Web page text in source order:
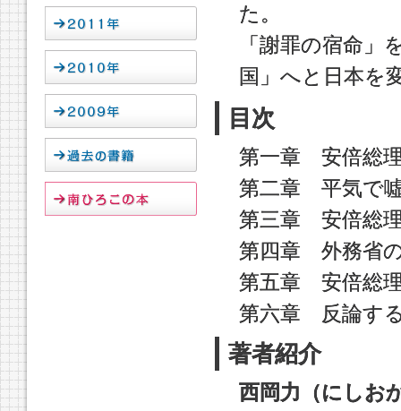
た。
「謝罪の宿命
国」へと日本を
目次
第一章 安倍総
第二章 平気で
第三章 安倍総
第四章 外務省
第五章 安倍総
第六章 反論す
著者紹介
西岡力（にしお